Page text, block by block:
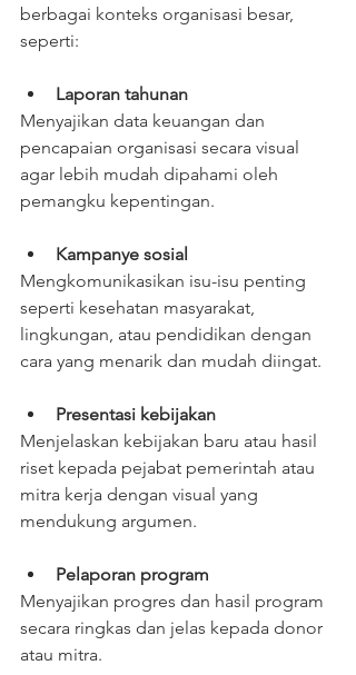
berbagai konteks organisasi besar,
seperti:
Laporan tahunan
Menyajikan data keuangan dan
pencapaian organisasi secara visual
agar lebih mudah dipahami oleh
pemangku kepentingan.
Kampanye sosial
Mengkomunikasikan isu-isu penting
seperti kesehatan masyarakat,
lingkungan, atau pendidikan dengan
cara yang menarik dan mudah diingat.
Presentasi kebijakan
Menjelaskan kebijakan baru atau hasil
riset kepada pejabat pemerintah atau
mitra kerja dengan visual yang
mendukung argumen.
Pelaporan program
Menyajikan progres dan hasil program
secara ringkas dan jelas kepada donor
atau mitra.